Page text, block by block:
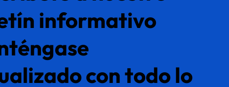
informativo
con todo lo